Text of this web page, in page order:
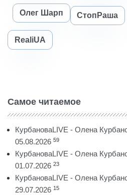
Олег Шарп СтопРаша
RealiUA
Самое читаемое
КурбановаLIVE - Олена
05.08.2026 59
КурбановаLIVE - Олена
01.07.2026 23
КурбановаLIVE - Олена
29.07.2026 15